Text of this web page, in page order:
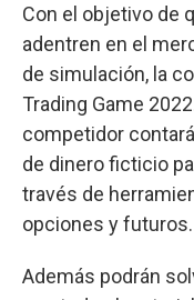
Con el objetivo de
adentren en el
de simulación, la
Trading Game
competidor
de dinero ficticio
través de
opciones y futuros.
Además podrán